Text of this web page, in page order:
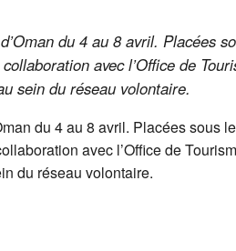
du 4 au 8 avril. Placées
avec l’Office de
sein du réseau volontaire.
du 4 au 8 avril. Placées sous
avec l’Office de
du réseau volontaire.